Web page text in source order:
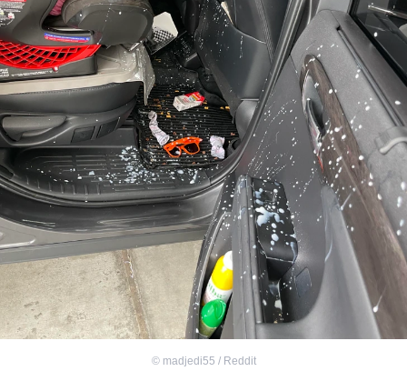
© madjedi55 / Reddit